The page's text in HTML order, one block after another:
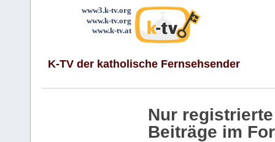
www3.k-tv.org
www.k-tv.org
www.k-tv.at
K-TV der katholische Fernsehsender
Nur
Beiträge im